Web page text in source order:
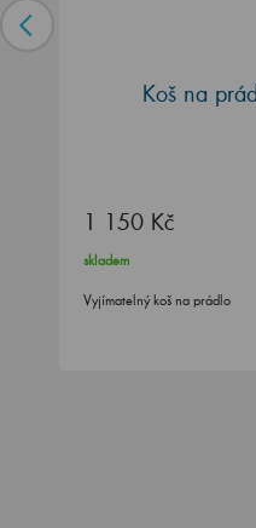
Koš na
1 150 Kč
skladem
Vyjímatelný koš na prádlo